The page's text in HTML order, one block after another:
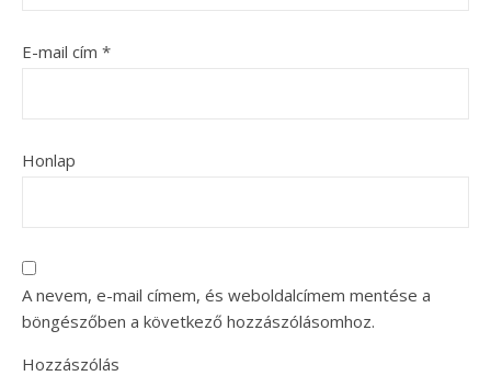
E-mail cím *
Honlap
A nevem, e-mail címem, és weboldalcímem mentése a
böngészőben a következő hozzászólásomhoz.
Hozzászólás